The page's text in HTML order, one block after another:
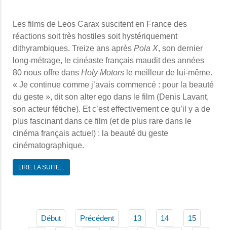
Les films de Leos Carax suscitent en France des
réactions soit très hostiles soit hystériquement
dithyrambiques. Treize ans après Pola X, son dernier
long-métrage, le cinéaste français maudit des années
80 nous offre dans Holy Motors le meilleur de lui-même.
« Je continue comme j’avais commencé : pour la beauté
du geste », dit son alter ego dans le film (Denis Lavant,
son acteur fétiche). Et c’est effectivement ce qu’il y a de
plus fascinant dans ce film (et de plus rare dans le
cinéma français actuel) : la beauté du geste
cinématographique.
LIRE LA SUITE...
Début Précédent 13 14 15